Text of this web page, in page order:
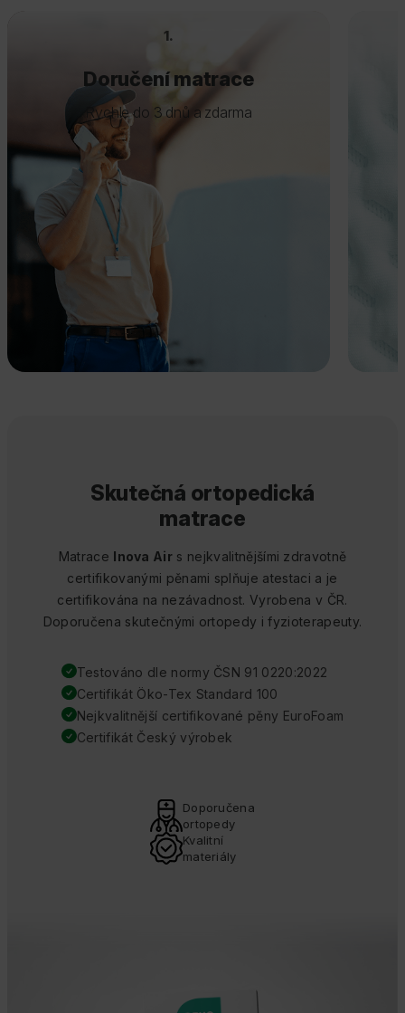
1.
Doručení matrace
Rychle do 3 dnů a zdarma
Skutečná ortopedická
matrace
Matrace Inova Air s nejkvalitnějšími zdravotně
certifikovanými pěnami splňuje atestaci a je
certifikována na nezávadnost. Vyrobena v ČR.
Doporučena skutečnými ortopedy i fyzioterapeuty.
Testováno dle normy ČSN 91 0220:2022
Certifikát Öko-Tex Standard 100
Nejkvalitnější certifikované pěny EuroFoam
Certifikát Český výrobek
Doporučena
ortopedy
Kvalitní
materiály